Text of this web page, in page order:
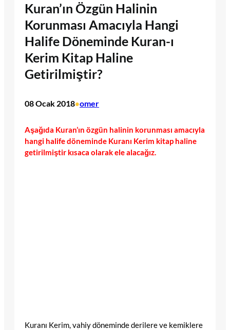
Kuran’ın Özgün Halinin
Korunması Amacıyla Hangi
Halife Döneminde Kuran-ı
Kerim Kitap Haline
Getirilmiştir?
08 Ocak 2018•omer
Aşağıda Kuran’ın özgün halinin korunması amacıyla
hangi halife döneminde Kuranı Kerim kitap haline
getirilmiştir kısaca olarak ele alacağız.
Kuranı Kerim, vahiy döneminde derilere ve kemiklere